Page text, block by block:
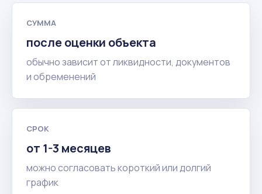
СУММА
после оценки объекта
обычно зависит от ликвидности, документов
и обременений
СРОК
от 1-3 месяцев
можно согласовать короткий или долгий
график